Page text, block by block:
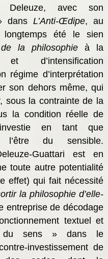
avec son
dansL’Anti-Œdipe, au
été le sien
de la philosophie à la
et d’intensification
régime d’interprétation
son dehors même, qui
sous la contrainte de la
la condition réelle de
en tant que
l’être du sensible.
Guattari est en
toute autre potentialité
effet) qui fait nécessité
la philosophie d’elle-
entreprise de décodage
textuel et
sens » dans
le
investissement de